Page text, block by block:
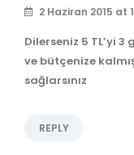
2 Haziran 2015 at
Dilerseniz 5 TL’yi
ve bütçenize
sağlarsınız
REPLY